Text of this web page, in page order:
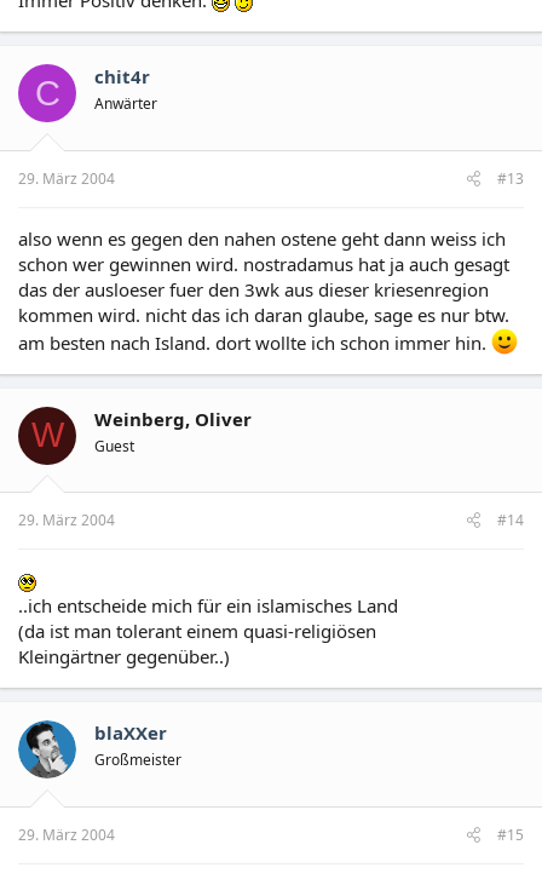
C chit4r
Anwärter
29. März 2004 #13
also wenn es gegen den nahen ostene geht dann weiss ich
schon wer gewinnen wird. nostradamus hat ja auch gesagt
das der ausloeser fuer den 3wk aus dieser kriesenregion
kommen wird. nicht das ich daran glaube, sage es nur btw.
am besten nach Island. dort wollte ich schon immer hin.
W Weinberg, Oliver
Guest
29. März 2004 #14
..ich entscheide mich für ein islamisches Land
(da ist man tolerant einem quasi-religiösen
Kleingärtner gegenüber..)
blaXXer
Großmeister
29. März 2004 #15